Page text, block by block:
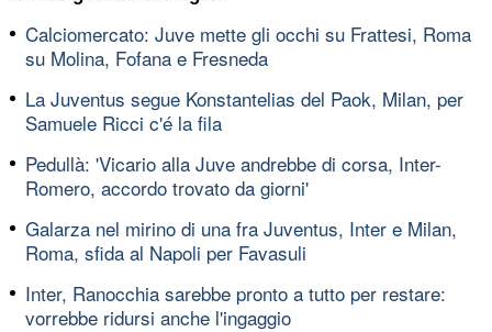
Calciomercato: Juve mette gli occhi su Frattesi, Roma
su Molina, Fofana e Fresneda
La Juventus segue Konstantelias del Paok, Milan, per
Samuele Ricci c'é la fila
Pedullà: 'Vicario alla Juve andrebbe di corsa, Inter-
Romero, accordo trovato da giorni'
Galarza nel mirino di una fra Juventus, Inter e Milan,
Roma, sfida al Napoli per Favasuli
Inter, Ranocchia sarebbe pronto a tutto per restare:
vorrebbe ridursi anche l'ingaggio